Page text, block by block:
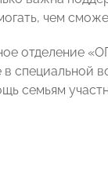
чем
отделение
специальной
семьям